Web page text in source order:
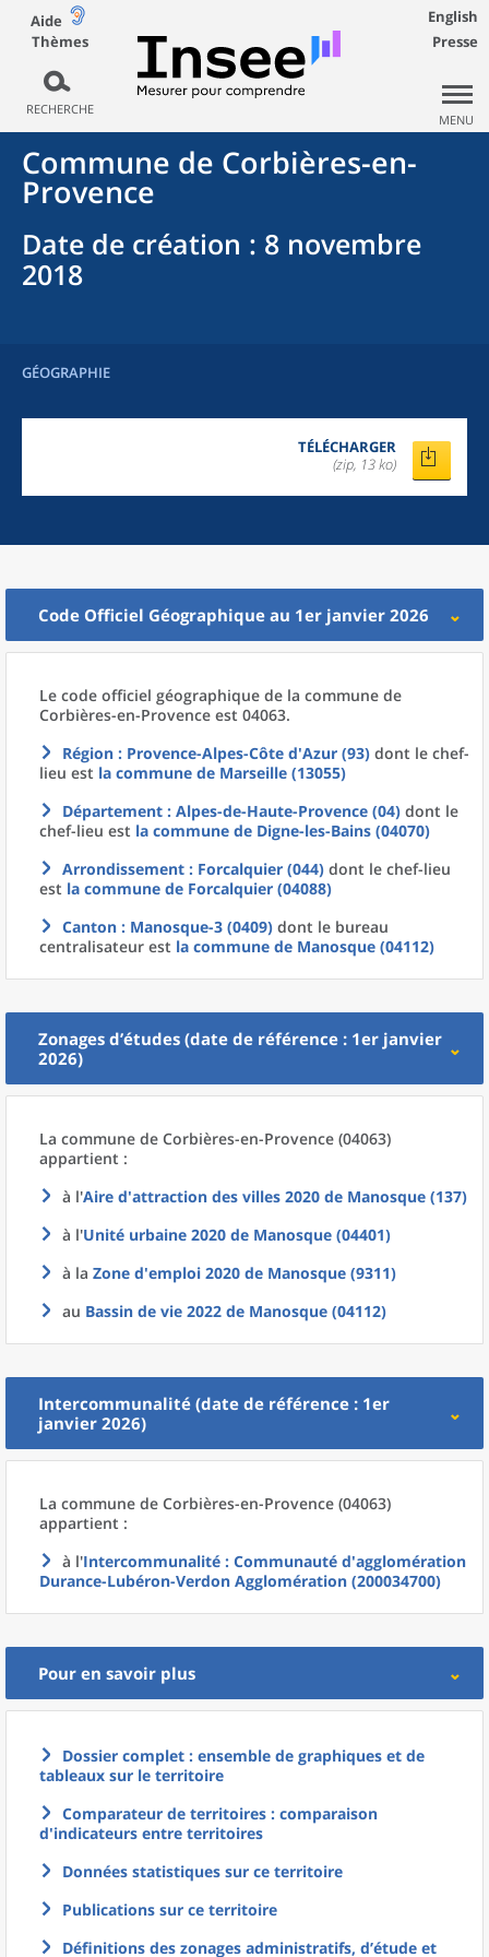
Aide
Thèmes
RECHERCHE
English
Presse
MENU
Commune de Corbières-en-
Provence
Date de création : 8 novembre
2018
GÉOGRAPHIE
TÉLÉCHARGER
(zip, 13 ko)
Code Officiel Géographique au 1er janvier 2026
Le code officiel géographique de la commune de
Corbières-en-Provence est 04063.
Région : Provence-Alpes-Côte d'Azur (93) dont le chef-
lieu est la commune de Marseille (13055)
Département : Alpes-de-Haute-Provence (04) dont le
chef-lieu est la commune de Digne-les-Bains (04070)
Arrondissement : Forcalquier (044) dont le chef-lieu
est la commune de Forcalquier (04088)
Canton : Manosque-3 (0409) dont le bureau
centralisateur est la commune de Manosque (04112)
Zonages d’études (date de référence : 1er janvier
2026)
La commune de Corbières-en-Provence (04063)
appartient :
à l'Aire d'attraction des villes 2020 de Manosque (137)
à l'Unité urbaine 2020 de Manosque (04401)
à la Zone d'emploi 2020 de Manosque (9311)
au Bassin de vie 2022 de Manosque (04112)
Intercommunalité (date de référence : 1er
janvier 2026)
La commune de Corbières-en-Provence (04063)
appartient :
à l'Intercommunalité : Communauté d'agglomération
Durance-Lubéron-Verdon Agglomération (200034700)
Pour en savoir plus
Dossier complet : ensemble de graphiques et de
tableaux sur le territoire
Comparateur de territoires : comparaison
d'indicateurs entre territoires
Données statistiques sur ce territoire
Publications sur ce territoire
Définitions des zonages administratifs, d’étude et